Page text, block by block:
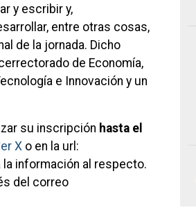
y escribir y,
entre otras cosas,
de la jornada. Dicho
de Economía,
e Innovación y un
su inscripción hasta el
X o en la url:
información al respecto.
del correo